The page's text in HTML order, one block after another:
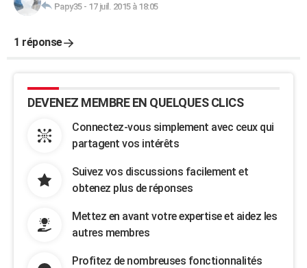
Papy35- 17 juil. 2015 à 18:05
1 réponse
DEVENEZ MEMBRE EN QUELQUES CLICS
Connectez-vous simplement avec ceux qui
partagent vos intérêts
Suivez vos discussions facilement et
obtenez plus de réponses
Mettez en avant votre expertise et aidez les
autres membres
Profitez de nombreuses fonctionnalités